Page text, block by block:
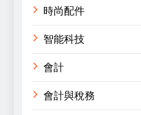
時尚配件
智能科技
會計
會計與稅務